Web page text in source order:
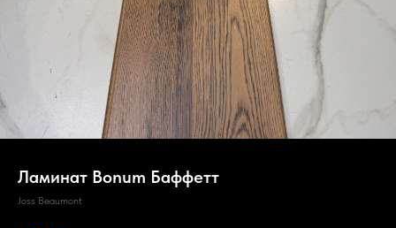
Ламинат Bonum Баффетт
Joss Beaumont